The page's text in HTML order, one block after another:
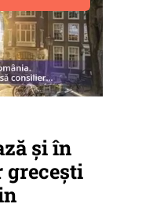
și în